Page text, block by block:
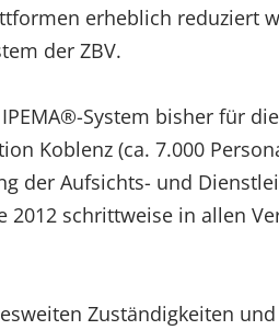
erheblich reduziert
der ZBV.
System bisher für
Koblenz (ca. 7.000
der Aufsichts- und
schrittweise in allen
Zuständigkeiten